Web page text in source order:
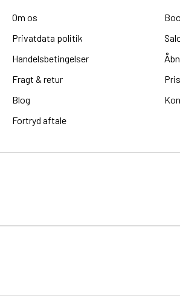
Om os
Privatdata politik
Handelsbetingelser
Fragt & retur
Blog
Fortryd aftale